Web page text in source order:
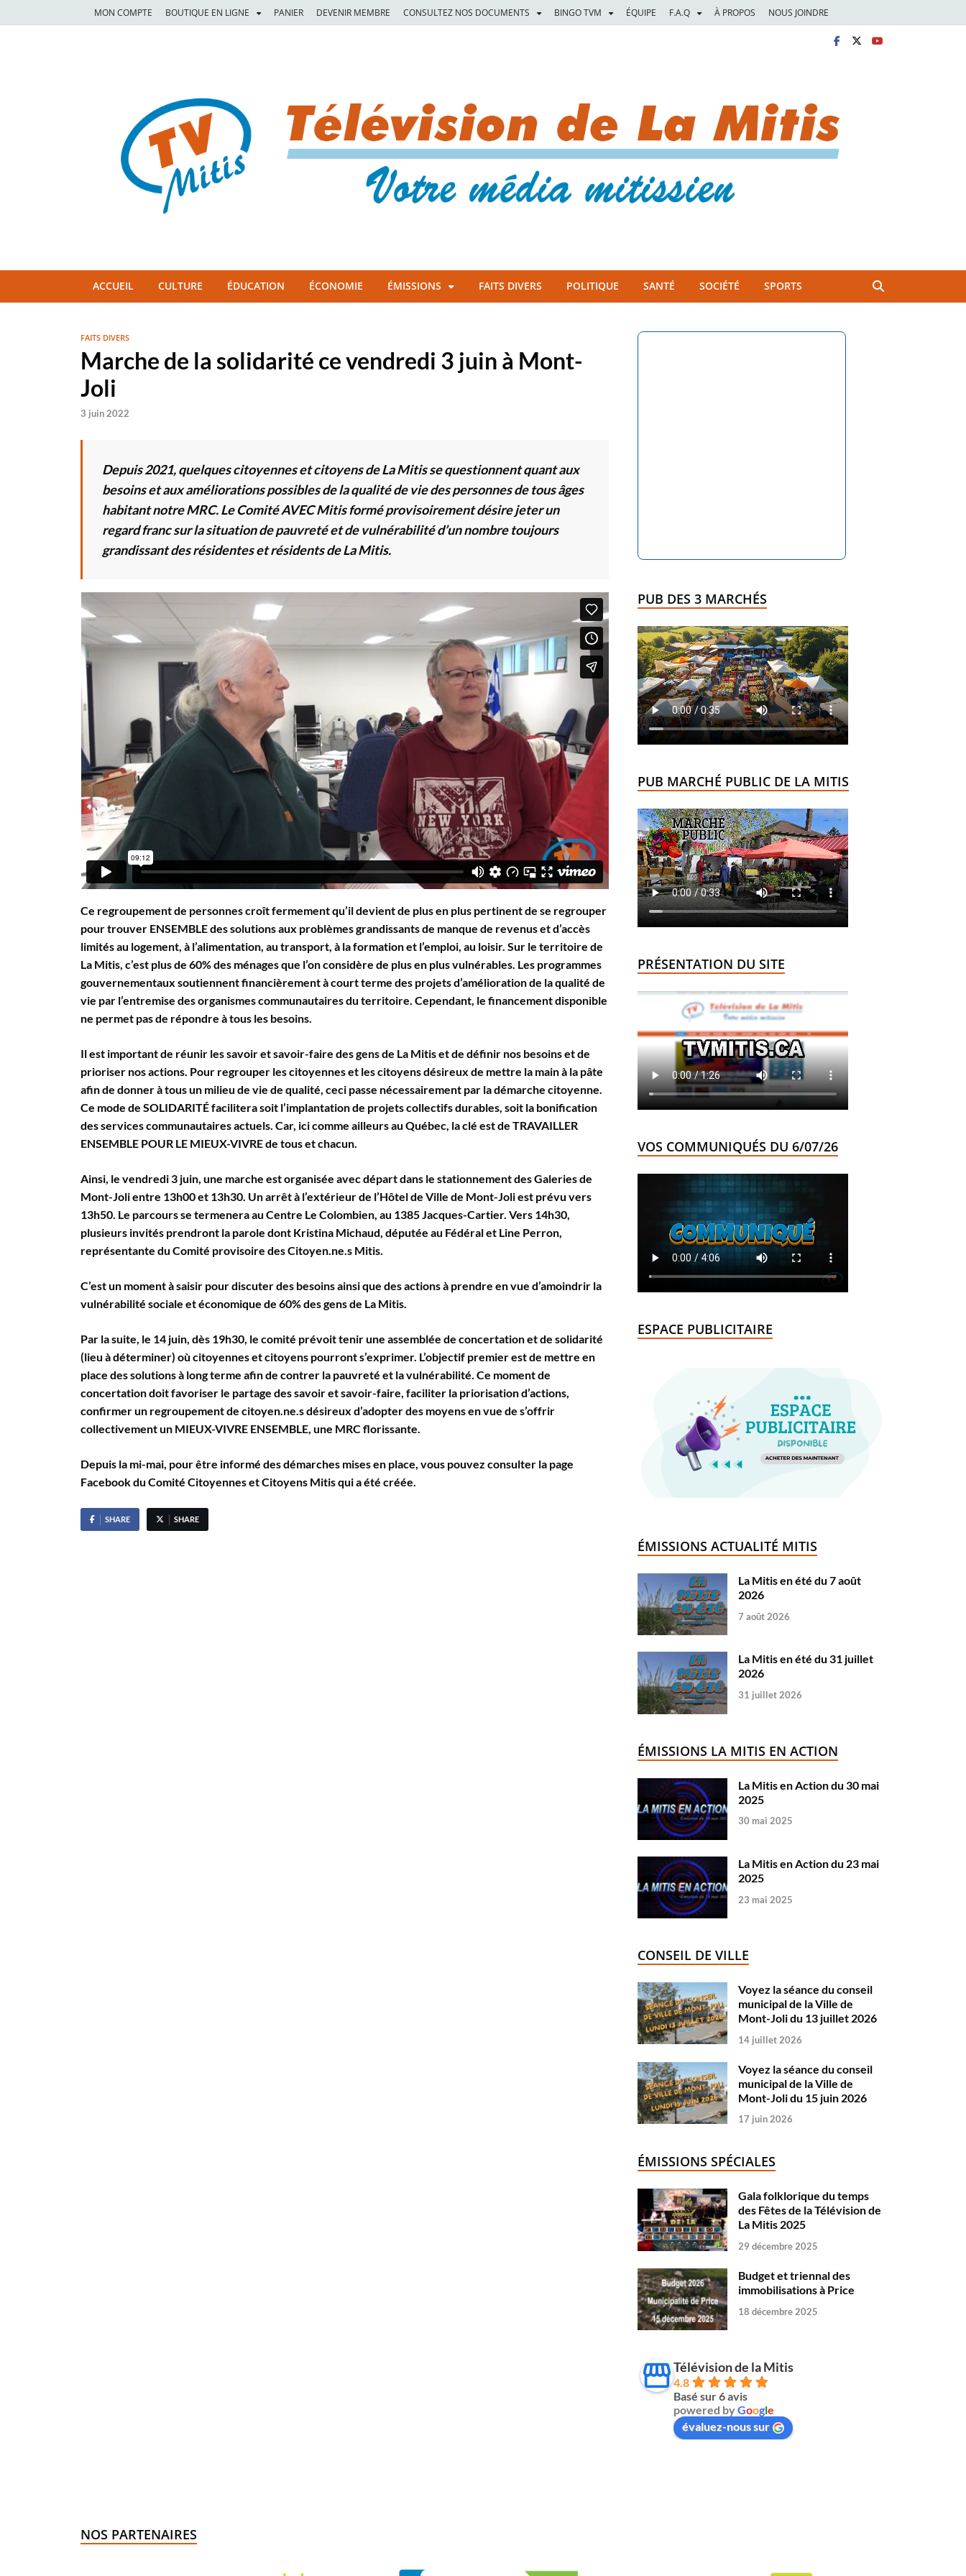
MON COMPTE BOUTIQUE EN LIGNE PANIER DEVENIR MEMBRE CONSULTEZ NOS DOCUMENTS BINGO TVM ÉQUIPE F.A.Q À PROPOS NOUS JOINDRE
TVM
ACCUEIL CULTURE ÉDUCATION ÉCONOMIE ÉMISSIONS FAITS DIVERS POLITIQUE SANTÉ SOCIÉTÉ SPORTS
FAITS DIVERS
Marche de la solidarité ce vendredi 3 juin à Mont-
Joli
3 juin 2022
Depuis 2021, quelques citoyennes et citoyens de La Mitis se questionnent quant aux
besoins et aux améliorations possibles de la qualité de vie des personnes de tous âges
habitant notre MRC. Le Comité AVEC Mitis formé provisoirement désire jeter un
regard franc sur la situation de pauvreté et de vulnérabilité d’un nombre toujours
grandissant des résidentes et résidents de La Mitis.
Ce regroupement de personnes croît fermement qu’il devient de plus en plus pertinent de se regrouper
pour trouver ENSEMBLE des solutions aux problèmes grandissants de manque de revenus et d’accès
limités au logement, à l’alimentation, au transport, à la formation et l’emploi, au loisir. Sur le territoire de
La Mitis, c’est plus de 60% des ménages que l’on considère de plus en plus vulnérables. Les programmes
gouvernementaux soutiennent financièrement à court terme des projets d’amélioration de la qualité de
vie par l’entremise des organismes communautaires du territoire. Cependant, le financement disponible
ne permet pas de répondre à tous les besoins.
Il est important de réunir les savoir et savoir-faire des gens de La Mitis et de définir nos besoins et de
prioriser nos actions. Pour regrouper les citoyennes et les citoyens désireux de mettre la main à la pâte
afin de donner à tous un milieu de vie de qualité, ceci passe nécessairement par la démarche citoyenne.
Ce mode de SOLIDARITÉ facilitera soit l’implantation de projets collectifs durables, soit la bonification
des services communautaires actuels. Car, ici comme ailleurs au Québec, la clé est de TRAVAILLER
ENSEMBLE POUR LE MIEUX-VIVRE de tous et chacun.
Ainsi, le vendredi 3 juin, une marche est organisée avec départ dans le stationnement des Galeries de
Mont-Joli entre 13h00 et 13h30. Un arrêt à l’extérieur de l’Hôtel de Ville de Mont-Joli est prévu vers
13h50. Le parcours se termenera au Centre Le Colombien, au 1385 Jacques-Cartier. Vers 14h30,
plusieurs invités prendront la parole dont Kristina Michaud, députée au Fédéral et Line Perron,
représentante du Comité provisoire des Citoyen.ne.s Mitis.
C’est un moment à saisir pour discuter des besoins ainsi que des actions à prendre en vue d’amoindrir la
vulnérabilité sociale et économique de 60% des gens de La Mitis.
Par la suite, le 14 juin, dès 19h30, le comité prévoit tenir une assemblée de concertation et de solidarité
(lieu à déterminer) où citoyennes et citoyens pourront s’exprimer. L’objectif premier est de mettre en
place des solutions à long terme afin de contrer la pauvreté et la vulnérabilité. Ce moment de
concertation doit favoriser le partage des savoir et savoir-faire, faciliter la priorisation d’actions,
confirmer un regroupement de citoyen.ne.s désireux d’adopter des moyens en vue de s’offrir
collectivement un MIEUX-VIVRE ENSEMBLE, une MRC florissante.
Depuis la mi-mai, pour être informé des démarches mises en place, vous pouvez consulter la page
Facebook du Comité Citoyennes et Citoyens Mitis qui a été créée.
SHARE SHARE
PUB DES 3 MARCHÉS
PUB MARCHÉ PUBLIC DE LA MITIS
PRÉSENTATION DU SITE
VOS COMMUNIQUÉS DU 6/07/26
ESPACE PUBLICITAIRE
ÉMISSIONS ACTUALITÉ MITIS
La Mitis en été du 7 août
2026
7 août 2026
La Mitis en été du 31 juillet
2026
31 juillet 2026
ÉMISSIONS LA MITIS EN ACTION
La Mitis en Action du 30 mai
2025
30 mai 2025
La Mitis en Action du 23 mai
2025
23 mai 2025
CONSEIL DE VILLE
Voyez la séance du conseil
municipal de la Ville de
Mont-Joli du 13 juillet 2026
14 juillet 2026
Voyez la séance du conseil
municipal de la Ville de
Mont-Joli du 15 juin 2026
17 juin 2026
ÉMISSIONS SPÉCIALES
Gala folklorique du temps
des Fêtes de la Télévision de
La Mitis 2025
29 décembre 2025
Budget et triennal des
immobilisations à Price
18 décembre 2025
Télévision de la Mitis
4.8
Basé sur 6 avis
powered byGoogle
évaluez-nous sur
NOS PARTENAIRES